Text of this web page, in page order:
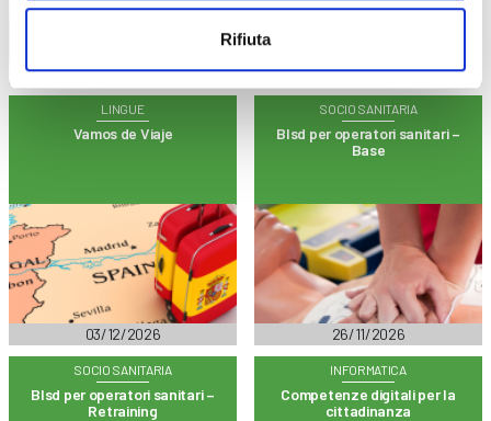
Rifiuta
09/12/2026 03/12/2026
LINGUE
Vamos de Viaje
03/12/2026
SOCIO SANITARIA
Blsd per operatori sanitari –
Base
26/11/2026
SOCIO SANITARIA
Blsd per operatori sanitari –
Retraining
INFORMATICA
Competenze digitali per la
cittadinanza